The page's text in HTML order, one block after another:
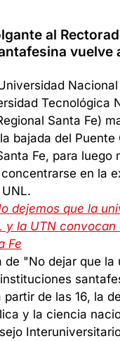
al
vuelve
Tecnológica
Santa Fe)
bajada del Puente
Fe, para luego
en la
dejemos que la
y la UTN convocan
Fe
de "No dejar que la
de las 16, la
y la ciencia